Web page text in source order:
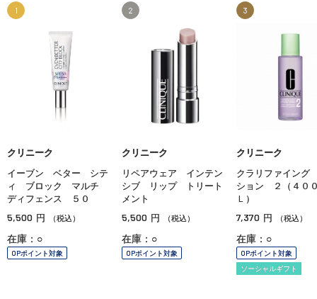
1
クリニーク
イーブン ベター シテ
ィ ブロック マルチ
ディフェンス ５０
5,500 円 （税込）
在庫：○
OPポイント対象
2
クリニーク
リペアウェア インテン
シブ リップ トリート
メント
5,500 円 （税込）
在庫：○
OPポイント対象
3
クリニーク
クラリファイン
ション ２（４０
Ｌ）
7,370 円 （税込）
在庫：○
OPポイント対象
ソーシャルギフト